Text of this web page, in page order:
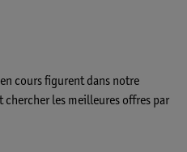
cours figurent dans notre
les meilleures offres par